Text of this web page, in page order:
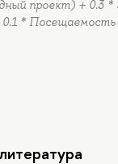
проект) + 0.3
0.1 * Посещаемость